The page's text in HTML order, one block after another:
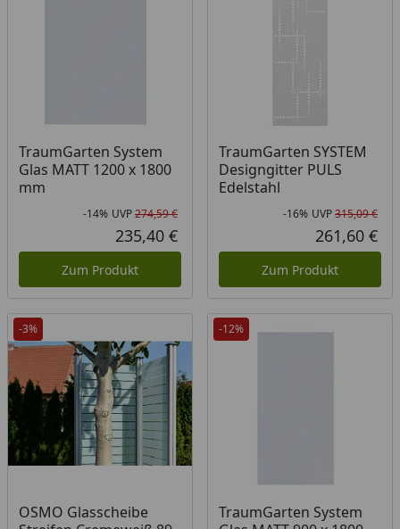
TraumGarten System
Glas MATT 1200 x 1800
mm
Rabatt in Prozent
-14%
Ursprünglicher Preis
UVP274,59 €
Aktueller Preis
235,40 €
Zum Produkt
TraumGarten SYSTEM
Designgitter PULS
Edelstahl
-16% UVP315,09 €
261,60 €
Zum Produkt
-3%
OSMO Glasscheibe
-12%
TraumGarten System